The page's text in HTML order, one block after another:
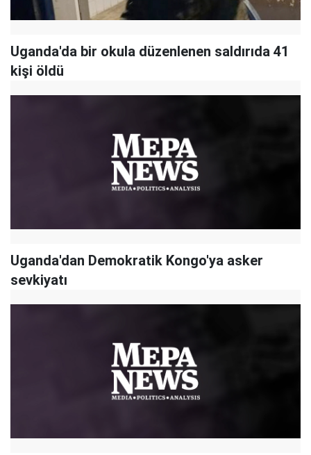
Uganda'da bir okula düzenlenen saldırıda 41
kişi öldü
Uganda'dan Demokratik Kongo'ya asker
sevkiyatı